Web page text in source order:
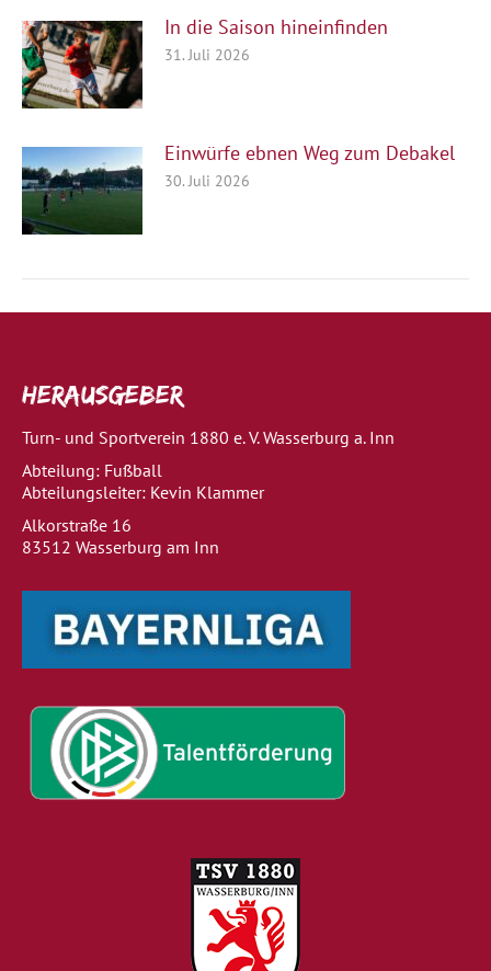
In die Saison hineinfinden
31. Juli 2026
Einwürfe ebnen Weg zum Debakel
30. Juli 2026
Herausgeber
Turn- und Sportverein 1880 e. V. Wasserburg a. Inn
Abteilung: Fußball
Abteilungsleiter: Kevin Klammer
Alkorstraße 16
83512 Wasserburg am Inn